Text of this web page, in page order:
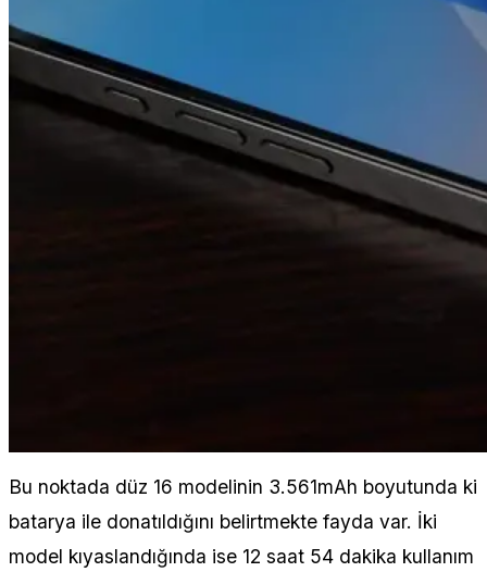
Bu noktada düz 16 modelinin 3.561mAh boyutunda ki
batarya ile donatıldığını belirtmekte fayda var. İki
model kıyaslandığında ise 12 saat 54 dakika kullanım